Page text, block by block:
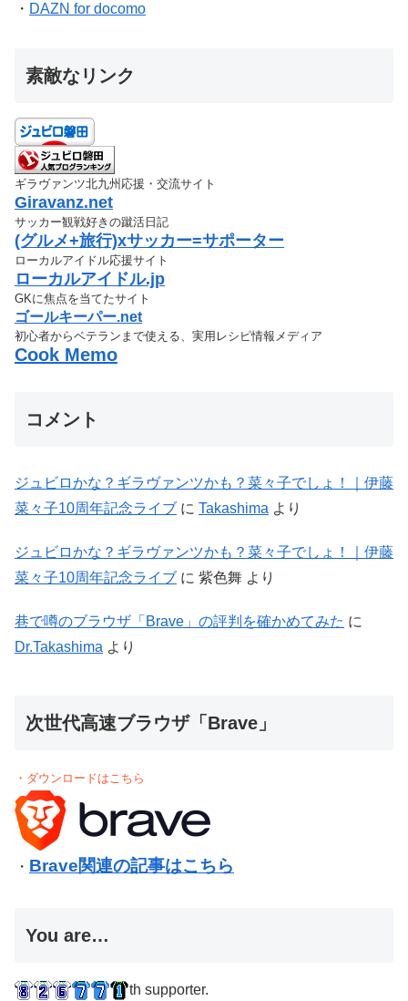
・ DAZN for docomo
素敵なリンク
ギラヴァンツ北九州応援・交流サイト
Giravanz.net
サッカー観戦好きの蹴活日記
(グルメ+旅行)xサッカー=サポーター
ローカルアイドル応援サイト
ローカルアイドル.jp
GKに焦点を当てたサイト
ゴールキーパー.net
初心者からベテランまで使える、実用レシピ情報メディア
Cook Memo
コメント
ジュビロかな？ギラヴァンツかも？菜々子でしょ！｜伊藤
菜々子10周年記念ライブ に Takashima より
ジュビロかな？ギラヴァンツかも？菜々子でしょ！｜伊藤
菜々子10周年記念ライブ に 紫色舞 より
巷で噂のブラウザ「Brave」の評判を確かめてみた に
Dr.Takashima より
次世代高速ブラウザ「Brave」
・ダウンロードはこちら
・ Brave関連の記事はこちら
You are…
th supporter.